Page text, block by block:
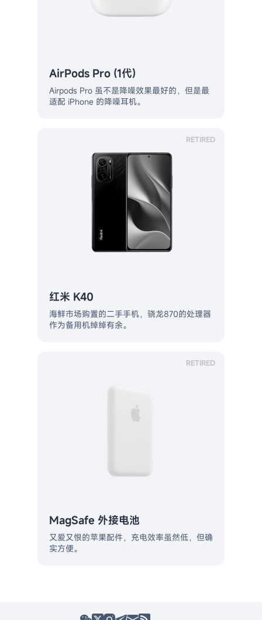
AirPods Pro (1代)
Airpods Pro 虽不是降噪效果最好的，但是最
适配 iPhone 的降噪耳机。
RETIRED
红米 K40
海鲜市场购置的二手手机，骁龙870的处理器
作为备用机绰绰有余。
RETIRED
MagSafe 外接电池
又爱又恨的苹果配件，充电效率虽然低，但确
实方便。